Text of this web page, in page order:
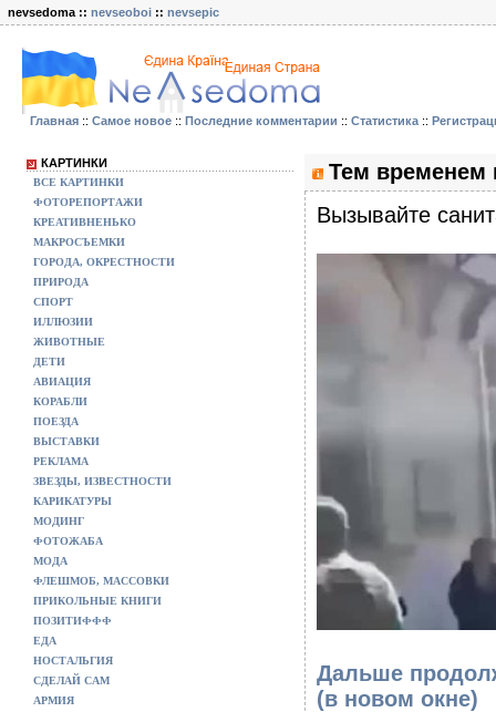
nevsedoma :: nevseoboi :: nevsepic
Главная :: Самое новое :: Последние комментарии :: Статистика ::
КАРТИНКИ
ВСЕ КАРТИНКИ
ФОТОРЕПОРТАЖИ
КРЕАТИВНЕНЬКО
МАКРОСЪЕМКИ
ГОРОДА, ОКРЕСТНОСТИ
ПРИРОДА
СПОРТ
ИЛЛЮЗИИ
ЖИВОТНЫЕ
ДЕТИ
АВИАЦИЯ
КОРАБЛИ
ПОЕЗДА
ВЫСТАВКИ
РЕКЛАМА
ЗВЕЗДЫ, ИЗВЕСТНОСТИ
КАРИКАТУРЫ
МОДИНГ
ФОТОЖАБА
МОДА
ФЛЕШМОБ, МАССОВКИ
ПРИКОЛЬНЫЕ КНИГИ
ПОЗИТИФФФ
ЕДА
НОСТАЛЬГИЯ
СДЕЛАЙ САМ
АРМИЯ
Тем временем
Вызывайте
Дальше
(в новом окне)